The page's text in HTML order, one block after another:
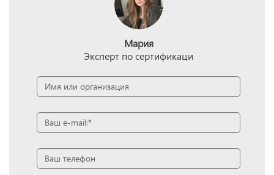
Мария
Эксперт по сертификаци